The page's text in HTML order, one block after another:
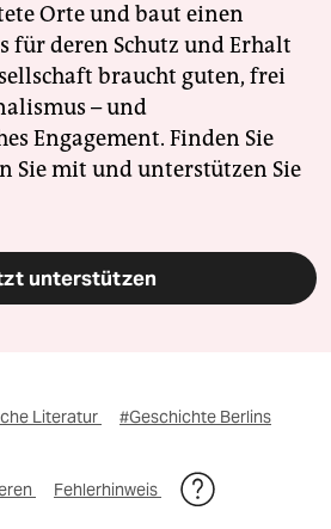
Orte und baut einen
für deren Schutz und Erhalt
braucht guten, frei
– und
Engagement. Finden Sie
Sie mit und unterstützen Sie
unterstützen
Literatur #Geschichte Berlins
Fehlerhinweis